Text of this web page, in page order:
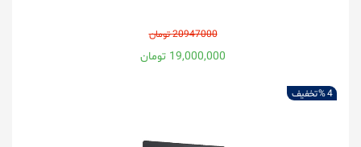
20947000 تومان
19,000,000 تومان
4 % تخفیف